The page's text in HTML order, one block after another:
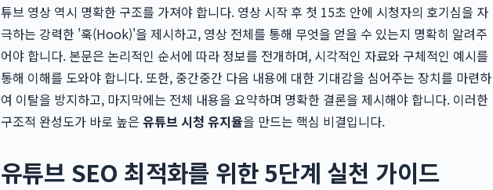
튜브 영상 역시 명확한 구조를 가져야 합니다. 영상 시작 후 첫 15초 안에 시청자의 호기심을 자
극하는 강력한 '훅(Hook)'을 제시하고, 영상 전체를 통해 무엇을 얻을 수 있는지 명확히 알려주
어야 합니다. 본문은 논리적인 순서에 따라 정보를 전개하며, 시각적인 자료와 구체적인 예시를
통해 이해를 도와야 합니다. 또한, 중간중간 다음 내용에 대한 기대감을 심어주는 장치를 마련하
여 이탈을 방지하고, 마지막에는 전체 내용을 요약하며 명확한 결론을 제시해야 합니다. 이러한
구조적 완성도가 바로 높은 유튜브 시청 유지율을 만드는 핵심 비결입니다.
유튜브 SEO 최적화를 위한 5단계 실천 가이드